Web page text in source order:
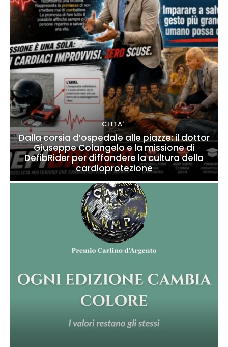
CITTA'
Dalla corsia d’ospedale alle piazze: il dottor
Giuseppe Colangelo e la missione di
DefibRider per diffondere la cultura della
cardioprotezione